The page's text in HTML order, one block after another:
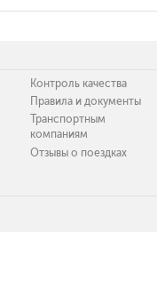
Контроль качества
Правила и документы
Транспортным
компаниям
Отзывы о поездках